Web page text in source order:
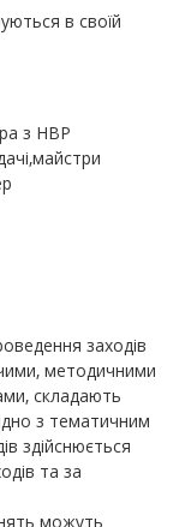
в своїй
з НВР
заходів
методичними
складають
з тематичним
здійснюється
та за
можуть